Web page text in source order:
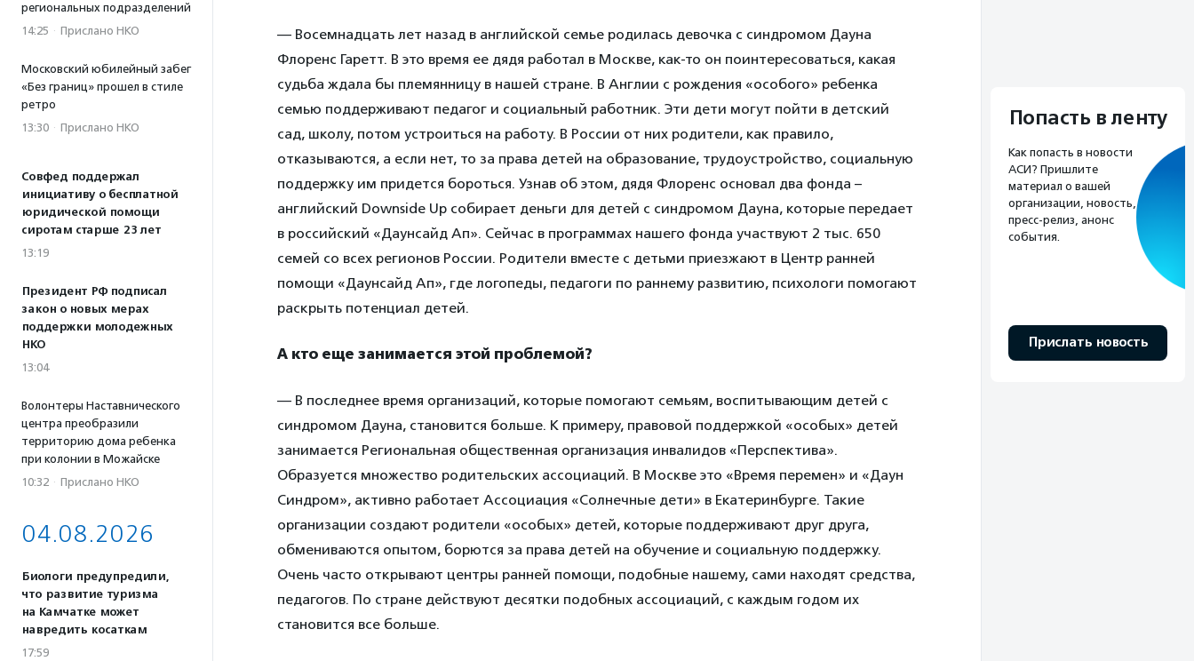
региональных подразделений
14:25 · Прислано НКО
Московский юбилейный забег
«Без границ» прошел в стиле
ретро
13:30 · Прислано НКО
Совфед поддержал
инициативу о бесплатной
юридической помощи
сиротам старше 23 лет
13:19
Президент РФ подписал
закон о новых мерах
поддержки молодежных
НКО
13:04
Волонтеры Наставнического
центра преобразили
территорию дома ребенка
при колонии в Можайске
10:32 · Прислано НКО
04.08.2026
Биологи предупредили,
что развитие туризма
на Камчатке может
навредить косаткам
17:59
— Восемнадцать лет назад в английской семье родилась девочка с синдромом Дауна
Флоренс Гаретт. В это время ее дядя работал в Москве, как-то он поинтересоваться, какая
судьба ждала бы племянницу в нашей стране. В Англии с рождения «особого» ребенка
семью поддерживают педагог и социальный работник. Эти дети могут пойти в детский
сад, школу, потом устроиться на работу. В России от них родители, как правило,
отказываются, а если нет, то за права детей на образование, трудоустройство, социальную
поддержку им придется бороться. Узнав об этом, дядя Флоренс основал два фонда –
английский Downside Up собирает деньги для детей с синдромом Дауна, которые передает
в российский «Даунсайд Ап». Сейчас в программах нашего фонда участвуют 2 тыс. 650
семей со всех регионов России. Родители вместе с детьми приезжают в Центр ранней
помощи «Даунсайд Ап», где логопеды, педагоги по раннему развитию, психологи помогают
раскрыть потенциал детей.
А кто еще занимается этой проблемой?
— В последнее время организаций, которые помогают семьям, воспитывающим детей с
синдромом Дауна, становится больше. К примеру, правовой поддержкой «особых» детей
занимается Региональная общественная организация инвалидов «Перспектива».
Образуется множество родительских ассоциаций. В Москве это «Время перемен» и «Даун
Синдром», активно работает Ассоциация «Солнечные дети» в Екатеринбурге. Такие
организации создают родители «особых» детей, которые поддерживают друг друга,
обмениваются опытом, борются за права детей на обучение и социальную поддержку.
Очень часто открывают центры ранней помощи, подобные нашему, сами находят средства,
педагогов. По стране действуют десятки подобных ассоциаций, с каждым годом их
становится все больше.
Попасть в ленту
Как попасть в новости
АСИ? Пришлите
материал о вашей
организации, новость,
пресс-релиз, анонс
события.
Прислать новость